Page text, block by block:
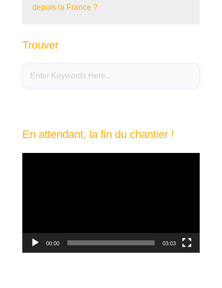
depuis la France ?
Trouver
En attendant, la fin du chantier !
00:00 03:03